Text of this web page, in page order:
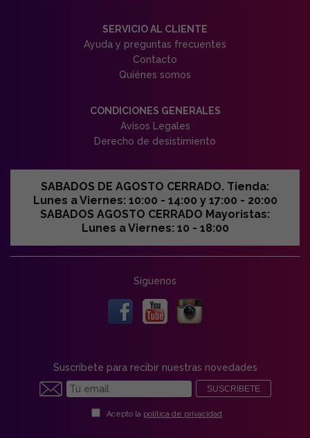
SERVICIO AL CLIENTE
Ayuda y preguntas frecuentes
Contacto
Quiénes somos
CONDICIONES GENERALES
Avisos Legales
Derecho de desistimiento
SABADOS DE AGOSTO CERRADO. Tienda:
Lunes a Viernes: 10:00 - 14:00 y 17:00 - 20:00
SABADOS AGOSTO CERRADO Mayoristas:
Lunes a Viernes: 10 - 18:00
Síguenos
Suscríbete para recibir nuestras novedades
SUSCRIBETE
Acepto la política de privacidad